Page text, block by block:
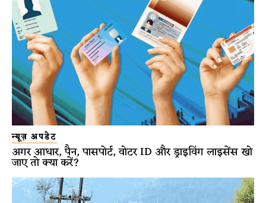
न्यूज़ अपडेट
अगर आधार, पैन, पासपोर्ट, वोटर ID और ड्राइविंग लाइसेंस खो
जाए तो क्या करें?